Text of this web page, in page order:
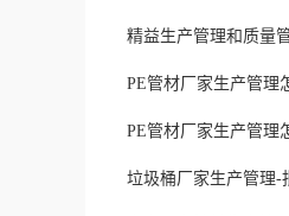
垃圾桶厂家生产管理-